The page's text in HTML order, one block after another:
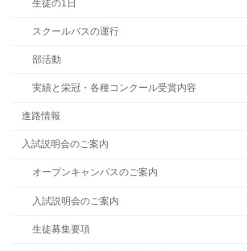
生徒の1日
スクールバスの運行
部活動
実績と栄冠・各種コンクール受賞内容
進路情報
入試説明会のご案内
オープンキャンパスのご案内
入試説明会のご案内
生徒募集要項